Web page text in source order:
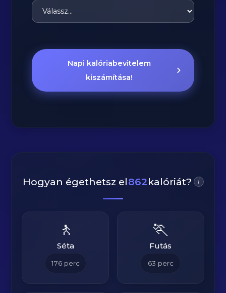
Napi kalóriabevitelem
kiszámítása!
Hogyan égethetsz el862kalóriát? i
🚶
Séta
176perc
🏃
Futás
63 perc